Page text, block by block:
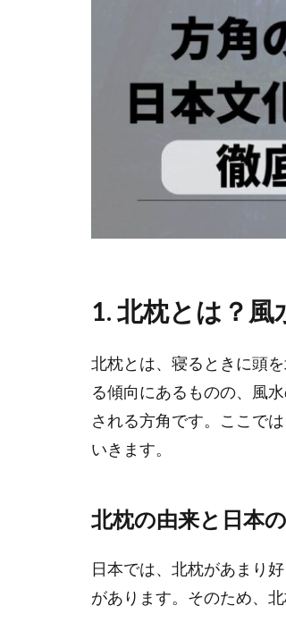
1. 北枕とは？風
北枕とは、寝るときに頭
る傾向にあるものの、風
される方角です。ここで
いきます。
北枕の由来と日本
日本では、北枕があまり
があります。そのため、